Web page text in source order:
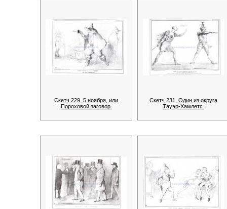
Скетч 229. 5 ноября, или
Пороховой заговор.
Скетч 231. Один из округа
Тауэр-Хамлетс.